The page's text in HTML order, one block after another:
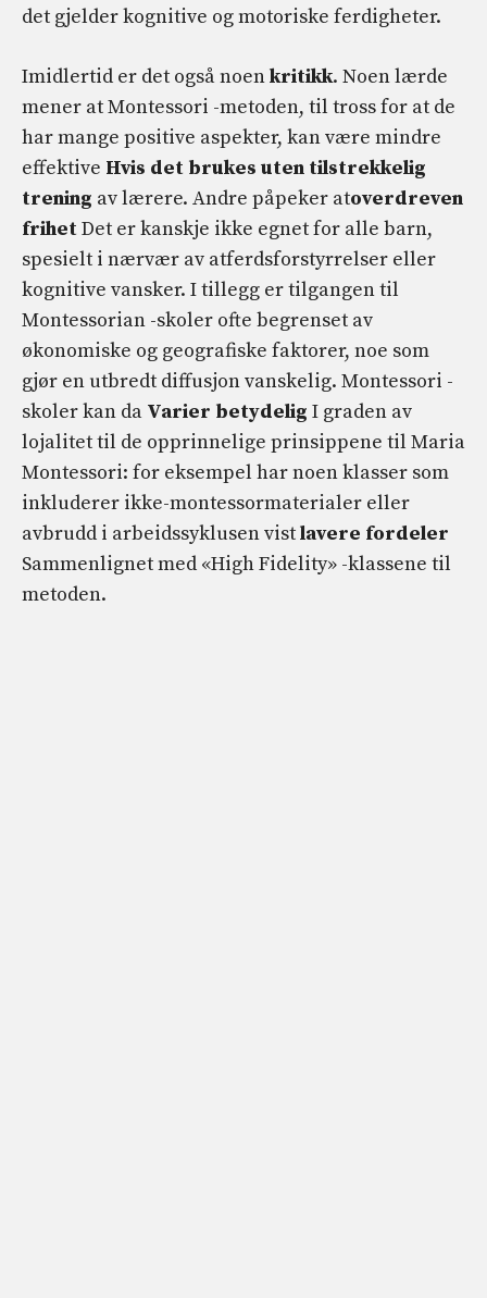
det gjelder kognitive og motoriske ferdigheter.
Imidlertid er det også noenkritikk. Noen lærde
mener at Montessori -metoden, til tross for at de
har mange positive aspekter, kan være mindre
effektive Hvis det brukes uten tilstrekkelig
trening av lærere. Andre påpeker atoverdreven
frihetDet er kanskje ikke egnet for alle barn,
spesielt i nærvær av atferdsforstyrrelser eller
kognitive vansker. I tillegg er tilgangen til
Montessorian -skoler ofte begrenset av
økonomiske og geografiske faktorer, noe som
gjør en utbredt diffusjon vanskelig. Montessori -
skoler kan da Varier betydelig I graden av
lojalitet til de opprinnelige prinsippene til Maria
Montessori: for eksempel har noen klasser som
inkluderer ikke-montessormaterialer eller
avbrudd i arbeidssyklusen vistlavere fordeler
Sammenlignet med «High Fidelity» -klassene til
metoden.